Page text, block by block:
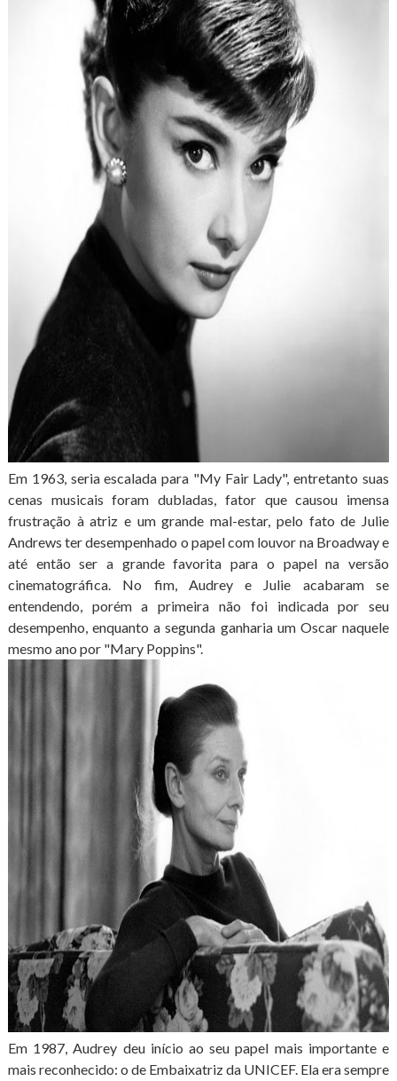
Em 1963, seria escalada para "My Fair Lady", entretanto suas
cenas musicais foram dubladas, fator que causou imensa
frustração à atriz e um grande mal-estar, pelo fato de Julie
Andrews ter desempenhado o papel com louvor na Broadway e
até então ser a grande favorita para o papel na versão
cinematográfica. No fim, Audrey e Julie acabaram se
entendendo, porém a primeira não foi indicada por seu
desempenho, enquanto a segunda ganharia um Oscar naquele
mesmo ano por "Mary Poppins".
Em 1987, Audrey deu início ao seu papel mais importante e
mais reconhecido: o de Embaixatriz da UNICEF. Ela era sempre